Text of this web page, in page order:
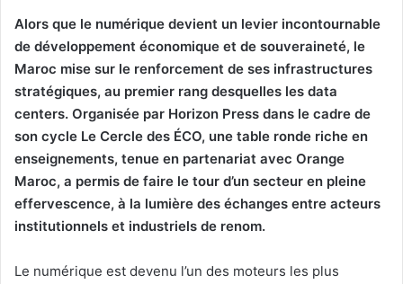
Alors que le numérique devient un levier incontournable
de développement économique et de souveraineté, le
Maroc mise sur le renforcement de ses infrastructures
stratégiques, au premier rang desquelles les data
centers. Organisée par Horizon Press dans le cadre de
son cycle Le Cercle des ÉCO, une table ronde riche en
enseignements, tenue en partenariat avec Orange
Maroc, a permis de faire le tour d’un secteur en pleine
effervescence, à la lumière des échanges entre acteurs
institutionnels et industriels de renom.
Le numérique est devenu l’un des moteurs les plus